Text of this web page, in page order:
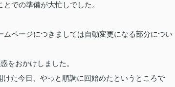
での準備が大忙しでした。
ページにつきましては自動変更になる部分につい
をおかけしました。
た今日、やっと順調に回始めたというところで